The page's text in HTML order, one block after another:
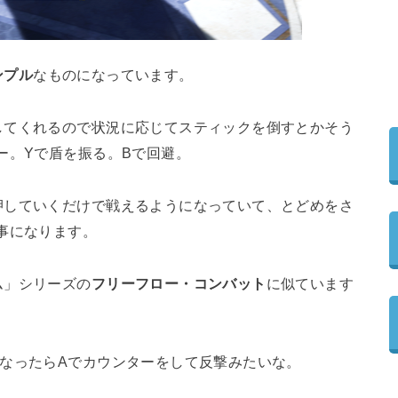
プルなものになっています。
くれるので状況に応じてスティックを倒すとかそう
Yで盾を振る。Bで回避。
ていくだけで戦えるようになっていて、とどめをさ
なります。
シリーズのフリーフロー・コンバット に似ています
ったらAでカウンターをして反撃みたいな。